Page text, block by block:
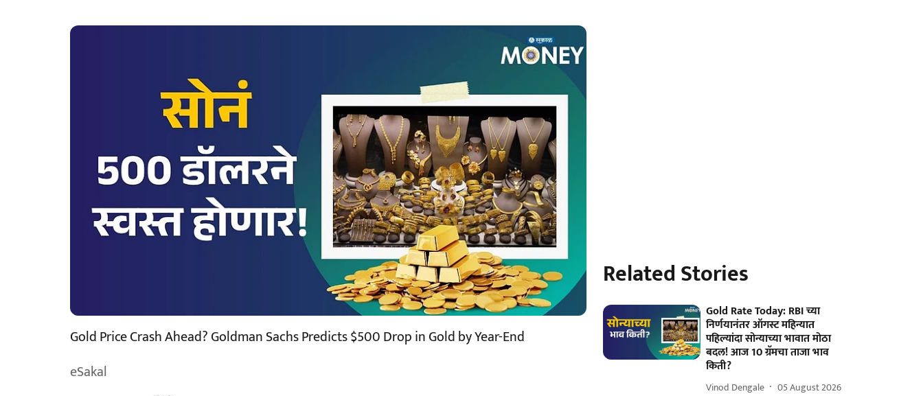
Gold Price Crash Ahead? Goldman Sachs Predicts $500 Drop in Gold by Year-End
eSakal
Related Stories
Gold Rate Today: RBI च्या
निर्णयानंतर ऑगस्ट महिन्यात
पहिल्यांदा सोन्याच्या भावात मोठा
बदल! आज 10 ग्रॅमचा ताजा भाव
किती?
Vinod Dengale 05 August 2026